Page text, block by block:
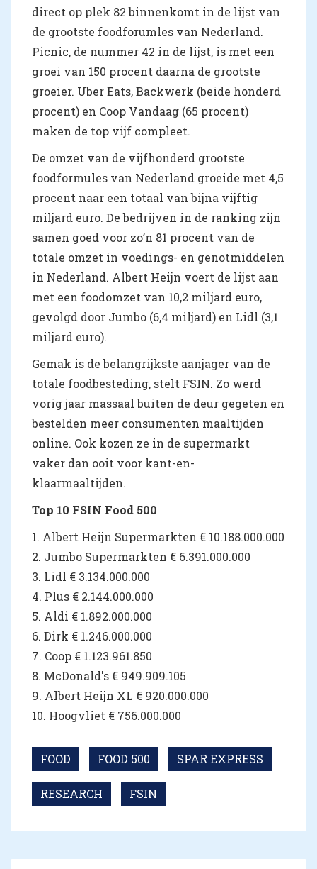
direct op plek 82 binnenkomt in de lijst van
de grootste foodforumles van Nederland.
Picnic, de nummer 42 in de lijst, is met een
groei van 150 procent daarna de grootste
groeier. Uber Eats, Backwerk (beide honderd
procent) en Coop Vandaag (65 procent)
maken de top vijf compleet.
De omzet van de vijfhonderd grootste
foodformules van Nederland groeide met 4,5
procent naar een totaal van bijna vijftig
miljard euro. De bedrijven in de ranking zijn
samen goed voor zo’n 81 procent van de
totale omzet in voedings- en genotmiddelen
in Nederland. Albert Heijn voert de lijst aan
met een foodomzet van 10,2 miljard euro,
gevolgd door Jumbo (6,4 miljard) en Lidl (3,1
miljard euro).
Gemak is de belangrijkste aanjager van de
totale foodbesteding, stelt FSIN. Zo werd
vorig jaar massaal buiten de deur gegeten en
bestelden meer consumenten maaltijden
online. Ook kozen ze in de supermarkt
vaker dan ooit voor kant-en-
klaarmaaltijden.
Top 10 FSIN Food 500
1. Albert Heijn Supermarkten € 10.188.000.000
2. Jumbo Supermarkten € 6.391.000.000
3. Lidl € 3.134.000.000
4. Plus € 2.144.000.000
5. Aldi € 1.892.000.000
6. Dirk € 1.246.000.000
7. Coop € 1.123.961.850
8. McDonald's € 949.909.105
9. Albert Heijn XL € 920.000.000
10. Hoogvliet € 756.000.000
FOOD FOOD 500 SPAR EXPRESS
RESEARCH FSIN